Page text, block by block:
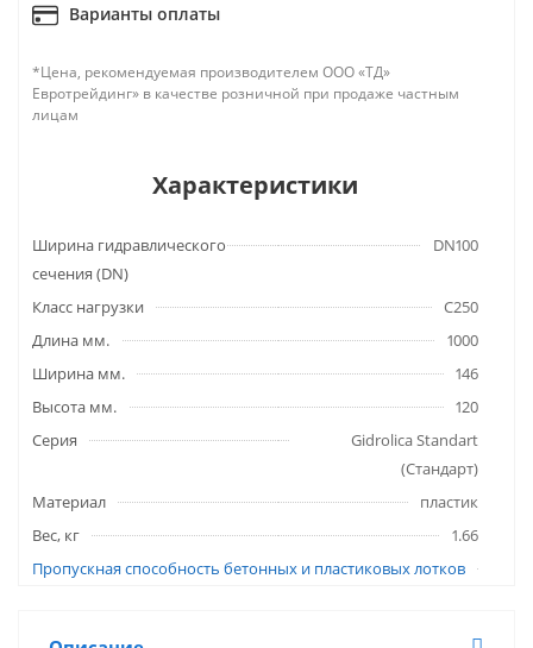
Варианты оплаты
*Цена, рекомендуемая производителем ООО «ТД»
Евротрейдинг» в качестве розничной при продаже частным
лицам
Характеристики
Ширина гидравлического
сечения (DN)
DN100
Класс нагрузки
C250
Длина мм.
1000
Ширина мм.
146
Высота мм.
120
Серия
Gidrolica Standart
(Стандарт)
Материал
пластик
Вес, кг
1.66
Пропускная способность бетонных и пластиковых лотков